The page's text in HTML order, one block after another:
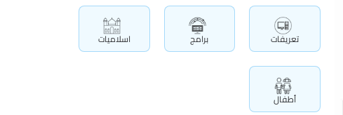
تعريفات برامج اسلاميات
أطفال